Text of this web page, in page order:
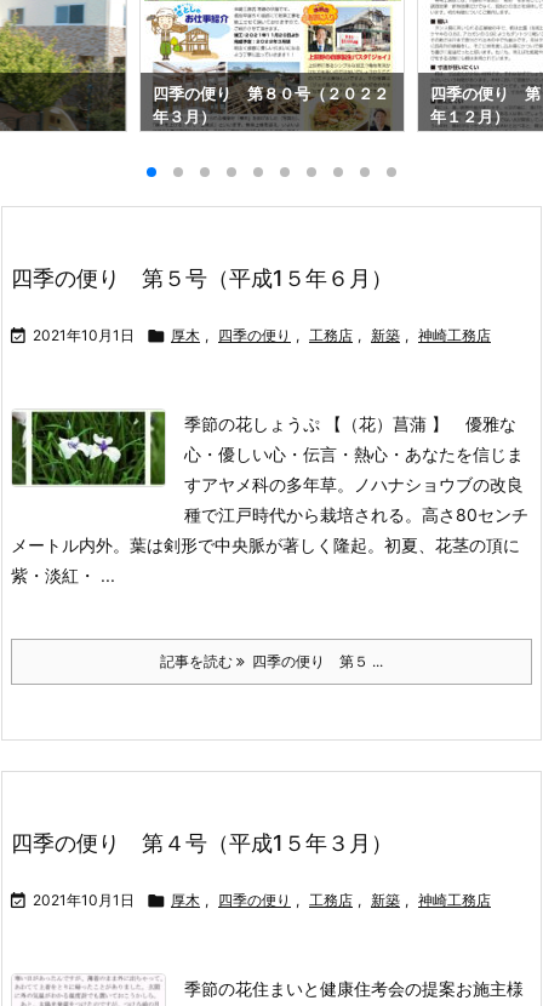
四季の便り 第８０号（２０２２
年３月）
四季の便り 第
年１２月）
四季の便り 第５号（平成1５年６月）
 2021年10月1日  厚木 , 四季の便り , 工務店 , 新築 , 神崎工務店
季節の花しょうぷ 【（花）菖蒲 】 優雅な
心・優しい心・伝言・熱心・あなたを信じま
すアヤメ科の多年草。ノハナショウブの改良
種で江戸時代から栽培される。高さ80センチ
メートル内外。葉は剣形で中央脈が著しく隆起。初夏、花茎の頂に
紫・淡紅・ ...
記事を読む 四季の便り 第５ ...
四季の便り 第４号（平成1５年３月）
 2021年10月1日  厚木 , 四季の便り , 工務店 , 新築 , 神崎工務店
季節の花住まいと健康住考会の提案お施主様